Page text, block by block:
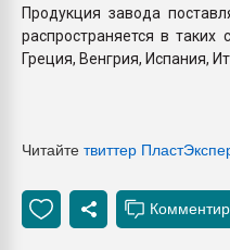
Продукция завода
распространяется в таких
Греция, Венгрия, Испания,
Читайте твиттер Пласт